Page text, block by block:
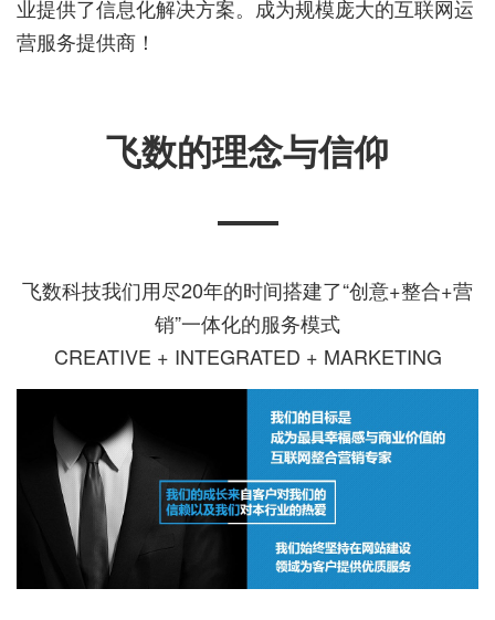
业提供了信息化解决方案。成为规模庞大的互联网运
营服务提供商！
飞数的理念与信仰
飞数科技我们用尽20年的时间搭建了“创意+整合+营
销”一体化的服务模式
CREATIVE + INTEGRATED + MARKETING